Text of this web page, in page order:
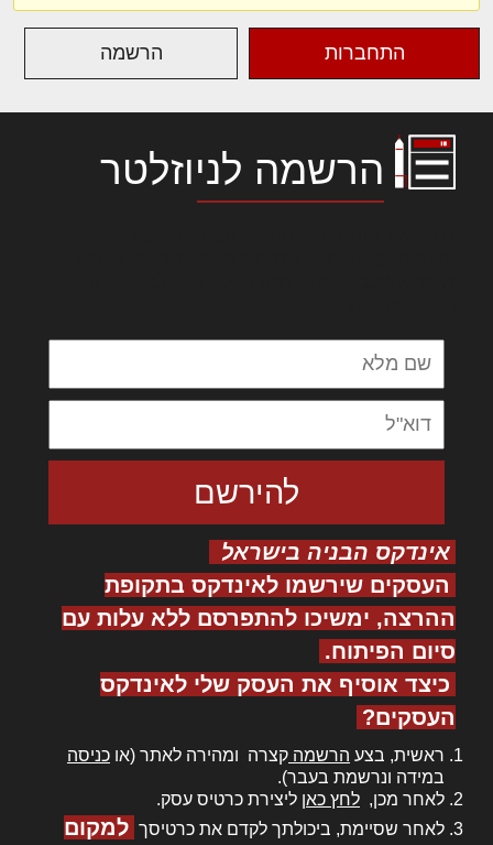
התחברות הרשמה
הרשמה לניוזלטר
אינדקס הבניה בישראל
העסקים שירשמו לאינדקס בתקופת
ההרצה, ימשיכו להתפרסם ללא עלות עם
סיום הפיתוח.
כיצד אוסיף את העסק שלי לאינדקס
העסקים?
ראשית, בצע הרשמה קצרה ומהירה לאתר (או כניסה
במידה ונרשמת בעבר).
לאחר מכן, לחץ כאן ליצירת כרטיס עסק.
לאחר שסיימת, ביכולתך לקדם את כרטיסך למקום